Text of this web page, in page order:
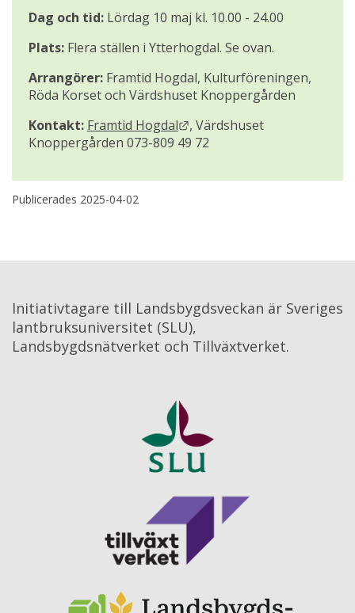
Dag och tid: Lördag 10 maj kl. 10.00 - 24.00
Plats: Flera ställen i Ytterhogdal. Se ovan.
Arrangörer: Framtid Hogdal, Kulturföreningen,
Röda Korset och Värdshuset Knoppergården
Kontakt: Framtid Hogdal Länk till annan webbplats.
, Värdshuset
Knoppergården 073-809 49 72
Publicerades 2025-04-02
Initiativtagare till Landsbygdsveckan är Sveriges
lantbruksuniversitet (SLU),
Landsbygdsnätverket och Tillväxtverket.